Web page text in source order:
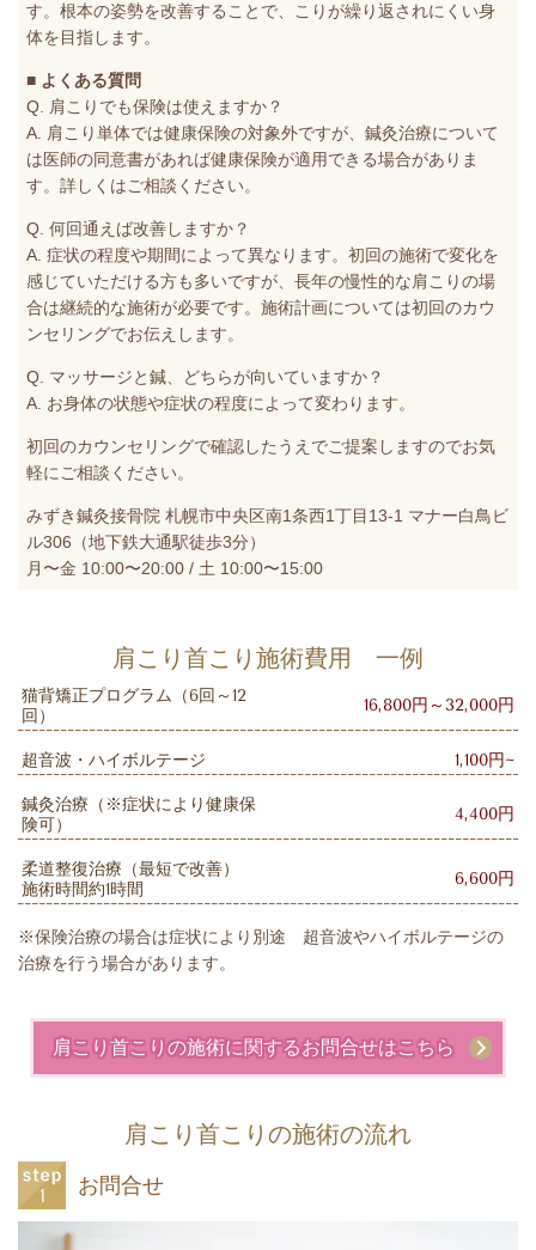
す。根本の姿勢を改善することで、こりが繰り返されにくい身
体を目指します。
■ よくある質問
Q. 肩こりでも保険は使えますか？
A. 肩こり単体では健康保険の対象外ですが、鍼灸治療について
は医師の同意書があれば健康保険が適用できる場合がありま
す。詳しくはご相談ください。
Q. 何回通えば改善しますか？
A. 症状の程度や期間によって異なります。初回の施術で変化を
感じていただける方も多いですが、長年の慢性的な肩こりの場
合は継続的な施術が必要です。施術計画については初回のカウ
ンセリングでお伝えします。
Q. マッサージと鍼、どちらが向いていますか？
A. お身体の状態や症状の程度によって変わります。
初回のカウンセリングで確認したうえでご提案しますのでお気
軽にご相談ください。
みずき鍼灸接骨院 札幌市中央区南1条西1丁目13-1 マナー白鳥ビ
ル306（地下鉄大通駅徒歩3分）
月〜金 10:00〜20:00 / 土 10:00〜15:00
肩こり首こり施術費用 一例
猫背矯正プログラム（6回～12
回）
16,800円～32,000円
超音波・ハイボルテージ 1,100円~
鍼灸治療（※症状により健康保
険可）
4,400円
柔道整復治療（最短で改善）
施術時間約1時間
6,600円
※保険治療の場合は症状により別途 超音波やハイボルテージの
治療を行う場合があります。
肩こり首こりの施術に関するお問合せはこちら
肩こり首こりの施術の流れ
お問合せ